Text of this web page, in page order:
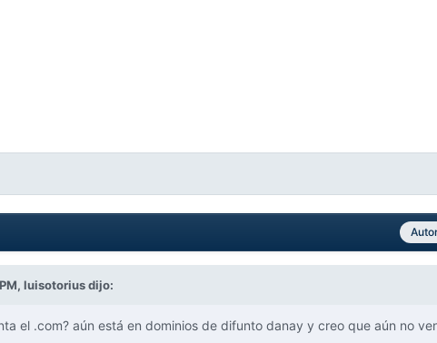
luisotoriusdijo:
el .com? aún está en dominios de difunto danay y creo que aún no